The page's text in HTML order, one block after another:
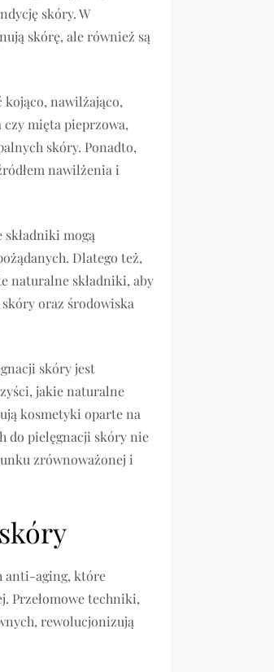
skóry. W
skórę, ale również są
kojąco, nawilżająco,
mięta pieprzowa,
skóry. Ponadto,
nawilżenia i
mogą
Dlatego też,
naturalne składniki, aby
oraz środowiska
skóry jest
jakie naturalne
kosmetyki oparte na
do pielęgnacji skóry nie
zrównoważonej i
anti-aging, które
Przełomowe techniki,
rewolucjonizują